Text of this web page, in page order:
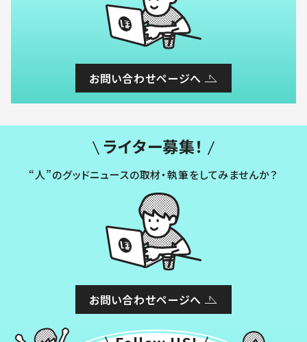
お問い合わせページへ
ライター募集！
“人”のグッドニュースの取材・執筆をしてみませんか？
お問い合わせページへ